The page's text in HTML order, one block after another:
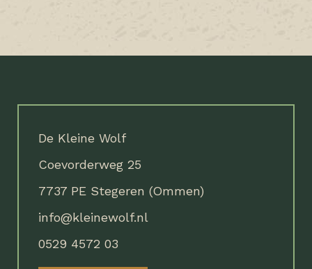
De Kleine Wolf
Coevorderweg 25
7737 PE Stegeren (Ommen)
info@kleinewolf.nl
0529 4572 03